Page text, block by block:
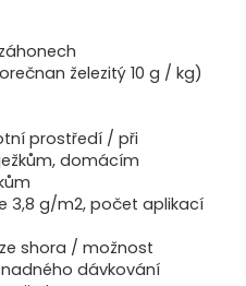
železitý 10 g / kg)
prostředí / při
domácím
3,8 g/m2, počet aplikací
shora / možnost
dávkování